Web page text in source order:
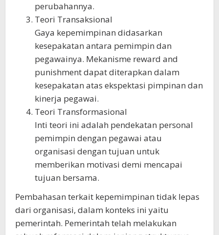
perubahannya.
Teori Transaksional
Gaya kepemimpinan didasarkan
kesepakatan antara pemimpin dan
pegawainya. Mekanisme reward and
punishment dapat diterapkan dalam
kesepakatan atas ekspektasi pimpinan dan
kinerja pegawai.
Teori Transformasional
Inti teori ini adalah pendekatan personal
pemimpin dengan pegawai atau
organisasi dengan tujuan untuk
memberikan motivasi demi mencapai
tujuan bersama.
Pembahasan terkait kepemimpinan tidak lepas
dari organisasi, dalam konteks ini yaitu
pemerintah. Pemerintah telah melakukan